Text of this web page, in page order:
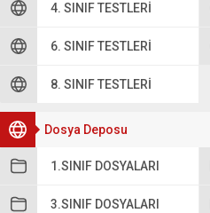
4. SINIF TESTLERI
6. SINIF TESTLERI
8. SINIF TESTLERI
Dosya Deposu
1.SINIF DOSYALARI
3.SINIF DOSYALARI